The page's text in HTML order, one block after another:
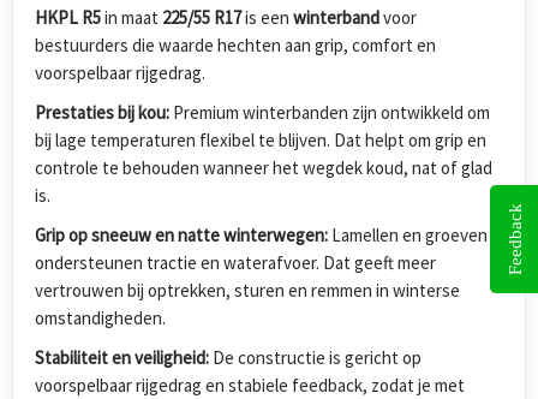
HKPL R5in maat 225/55 R17is een winterbandvoor
bestuurders die waarde hechten aan grip, comfort en
voorspelbaar rijgedrag.
Prestaties bij kou: Premium winterbanden zijn ontwikkeld om
bij lage temperaturen flexibel te blijven. Dat helpt om grip en
controle te behouden wanneer het wegdek koud, nat of glad
is.
Grip op sneeuw en natte winterwegen: Lamellen en groeven
ondersteunen tractie en waterafvoer. Dat geeft meer
vertrouwen bij optrekken, sturen en remmen in winterse
omstandigheden.
Stabiliteit en veiligheid: De constructie is gericht op
voorspelbaar rijgedrag en stabiele feedback, zodat je met
Feedback